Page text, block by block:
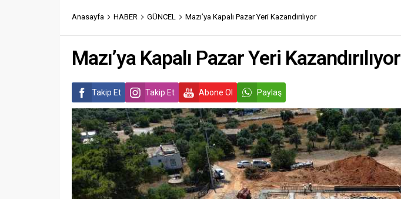
Anasayfa HABER GÜNCEL Mazı’ya Kapalı Pazar Yeri Kazandırılıyor
Mazı’ya Kapalı Pazar Yeri Kazandırılıyor
Takip Et Takip Et Abone Ol Paylaş